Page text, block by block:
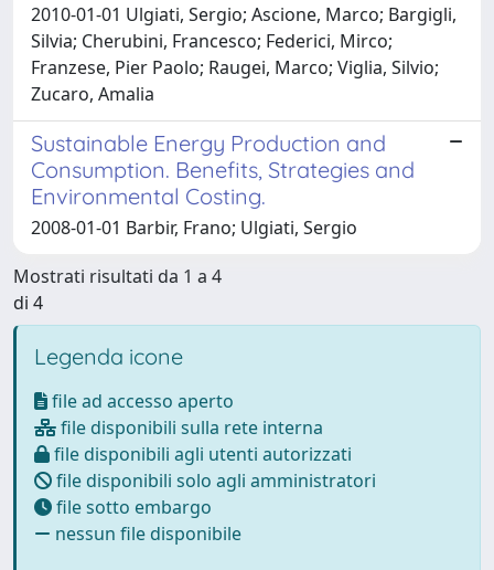
2010-01-01 Ulgiati, Sergio; Ascione, Marco; Bargigli,
Silvia; Cherubini, Francesco; Federici, Mirco;
Franzese, Pier Paolo; Raugei, Marco; Viglia, Silvio;
Zucaro, Amalia
Sustainable Energy Production and
Consumption. Benefits, Strategies and
Environmental Costing.
2008-01-01 Barbir, Frano; Ulgiati, Sergio
Mostrati risultati da 1 a 4
di 4
Legenda icone
file ad accesso aperto
file disponibili sulla rete interna
file disponibili agli utenti autorizzati
file disponibili solo agli amministratori
file sotto embargo
nessun file disponibile